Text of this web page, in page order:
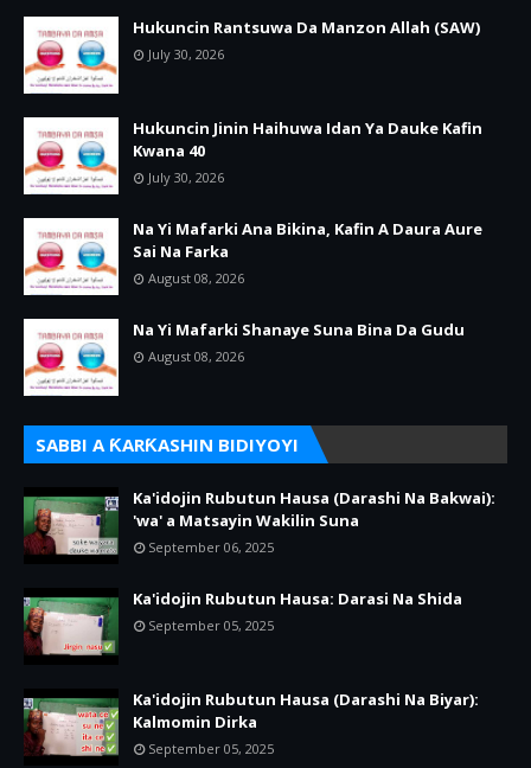
Hukuncin Rantsuwa Da Manzon Allah (SAW)
July 30, 2026
Hukuncin Jinin Haihuwa Idan Ya Dauke Kafin
Kwana 40
July 30, 2026
Na Yi Mafarki Ana Bikina, Kafin A Daura Aure
Sai Na Farka
August 08, 2026
Na Yi Mafarki Shanaye Suna Bina Da Gudu
August 08, 2026
SABBI A ƘARƘASHIN BIDIYOYI
Ka'idojin Rubutun Hausa (Darashi Na Bakwai):
'wa' a Matsayin Wakilin Suna
September 06, 2025
Ka'idojin Rubutun Hausa: Darasi Na Shida
September 05, 2025
Ka'idojin Rubutun Hausa (Darashi Na Biyar):
Kalmomin Dirka
September 05, 2025